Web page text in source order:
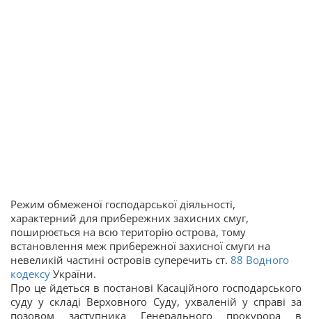
Режим обмеженої господарської діяльності,
характерний для прибережних захисних смуг,
поширюється на всю територію острова, тому
встановлення меж прибережної захисної смуги на
невеликій частині островів суперечить ст. 88 Водного
кодексу України.
Про це йдеться в постанові Касаційного господарського
суду у складі Верховного Суду, ухваленій у справі за
позовом заступника Генерального прокурора в